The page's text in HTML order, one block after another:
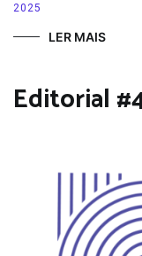
2025
LER MAIS
Editorial